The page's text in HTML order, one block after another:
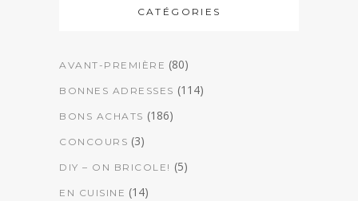
CATÉGORIES
AVANT-PREMIÈRE (80)
BONNES ADRESSES (114)
BONS ACHATS (186)
CONCOURS (3)
DIY – ON BRICOLE! (5)
EN CUISINE (14)